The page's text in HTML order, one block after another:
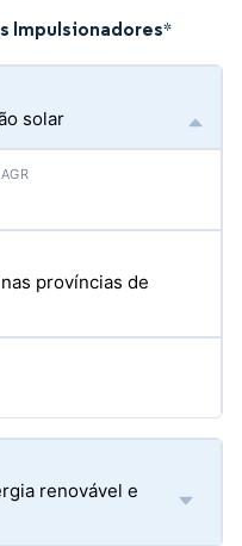
Impulsionadores*
solar
províncias de
renovável e